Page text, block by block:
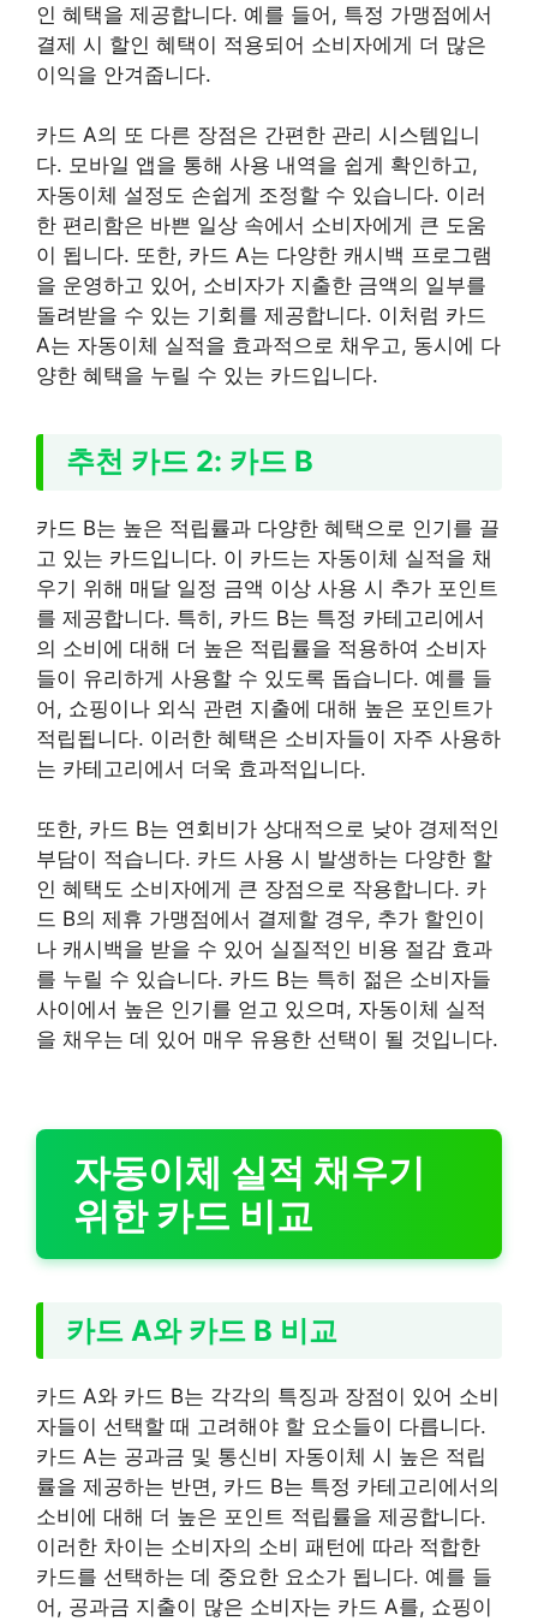
인 혜택을 제공합니다. 예를 들어, 특정 가맹점에서
결제 시 할인 혜택이 적용되어 소비자에게 더 많은
이익을 안겨줍니다.
카드 A의 또 다른 장점은 간편한 관리 시스템입니
다. 모바일 앱을 통해 사용 내역을 쉽게 확인하고,
자동이체 설정도 손쉽게 조정할 수 있습니다. 이러
한 편리함은 바쁜 일상 속에서 소비자에게 큰 도움
이 됩니다. 또한, 카드 A는 다양한 캐시백 프로그램
을 운영하고 있어, 소비자가 지출한 금액의 일부를
돌려받을 수 있는 기회를 제공합니다. 이처럼 카드
A는 자동이체 실적을 효과적으로 채우고, 동시에 다
양한 혜택을 누릴 수 있는 카드입니다.
추천 카드 2: 카드 B
카드 B는 높은 적립률과 다양한 혜택으로 인기를 끌
고 있는 카드입니다. 이 카드는 자동이체 실적을 채
우기 위해 매달 일정 금액 이상 사용 시 추가 포인트
를 제공합니다. 특히, 카드 B는 특정 카테고리에서
의 소비에 대해 더 높은 적립률을 적용하여 소비자
들이 유리하게 사용할 수 있도록 돕습니다. 예를 들
어, 쇼핑이나 외식 관련 지출에 대해 높은 포인트가
적립됩니다. 이러한 혜택은 소비자들이 자주 사용하
는 카테고리에서 더욱 효과적입니다.
또한, 카드 B는 연회비가 상대적으로 낮아 경제적인
부담이 적습니다. 카드 사용 시 발생하는 다양한 할
인 혜택도 소비자에게 큰 장점으로 작용합니다. 카
드 B의 제휴 가맹점에서 결제할 경우, 추가 할인이
나 캐시백을 받을 수 있어 실질적인 비용 절감 효과
를 누릴 수 있습니다. 카드 B는 특히 젊은 소비자들
사이에서 높은 인기를 얻고 있으며, 자동이체 실적
을 채우는 데 있어 매우 유용한 선택이 될 것입니다.
자동이체 실적 채우기
위한 카드 비교
카드 A와 카드 B 비교
카드 A와 카드 B는 각각의 특징과 장점이 있어 소비
자들이 선택할 때 고려해야 할 요소들이 다릅니다.
카드 A는 공과금 및 통신비 자동이체 시 높은 적립
률을 제공하는 반면, 카드 B는 특정 카테고리에서의
소비에 대해 더 높은 포인트 적립률을 제공합니다.
이러한 차이는 소비자의 소비 패턴에 따라 적합한
카드를 선택하는 데 중요한 요소가 됩니다. 예를 들
어, 공과금 지출이 많은 소비자는 카드 A를, 쇼핑이